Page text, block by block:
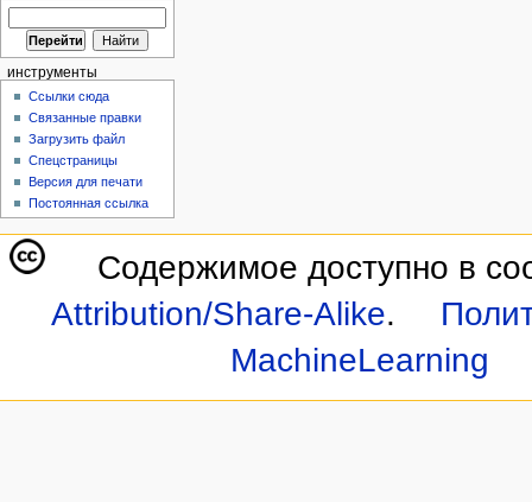
инструменты
Ссылки сюда
Связанные правки
Загрузить файл
Спецстраницы
Версия для печати
Постоянная ссылка
Содержимое доступно в
Attribution/Share-Alike.
MachineLearning